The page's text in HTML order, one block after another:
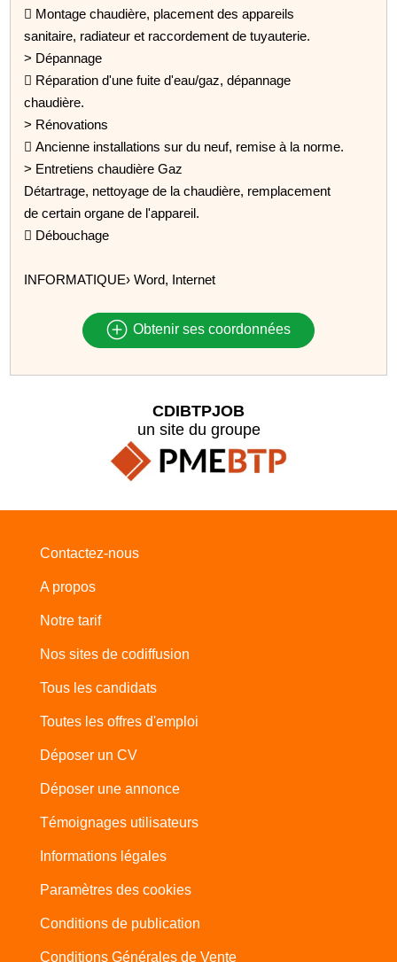
 Montage chaudière, placement des appareils
sanitaire, radiateur et raccordement de tuyauterie.
> Dépannage
 Réparation d'une fuite d'eau/gaz, dépannage
chaudière.
> Rénovations
 Ancienne installations sur du neuf, remise à la norme.
> Entretiens chaudière Gaz
Détartrage, nettoyage de la chaudière, remplacement
de certain organe de l'appareil.
 Débouchage
INFORMATIQUE› Word, Internet
Obtenir ses coordonnées
CDIBTPJOB
un site du groupe
Contactez-nous
A propos
Notre tarif
Nos sites de codiffusion
Tous les candidats
Toutes les offres d'emploi
Déposer un CV
Déposer une annonce
Témoignages utilisateurs
Informations légales
Paramètres des cookies
Conditions de publication
Conditions Générales de Vente